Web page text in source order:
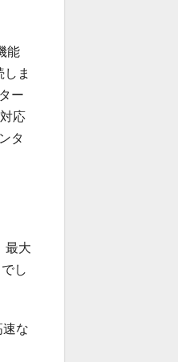
能
ま
ー
応
タ
最大
し
な